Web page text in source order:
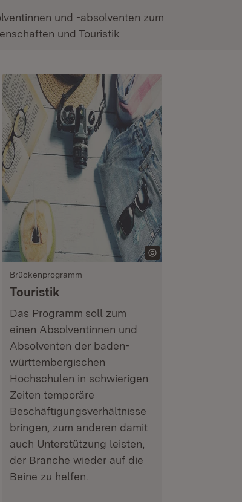
und -absolventen zum
und Touristik
Brückenprogramm
Touristik
Das Programm soll zum
einen Absolventinnen und
Absolventen der baden-
württembergischen
Hochschulen in schwierigen
Zeiten temporäre
Beschäftigungsverhältnisse
bringen, zum anderen damit
auch Unterstützung leisten,
der Branche wieder auf die
Beine zu helfen.